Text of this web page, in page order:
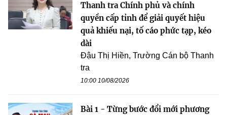
Thanh tra Chính phủ và chính
quyền cấp tỉnh để giải quyết hiệu
quả khiếu nại, tố cáo phức tạp, kéo
dài
Đậu Thị Hiền, Trường Cán bộ Thanh
tra
10:00 10/08/2026
Bài 1 - Từng bước đổi mới phương